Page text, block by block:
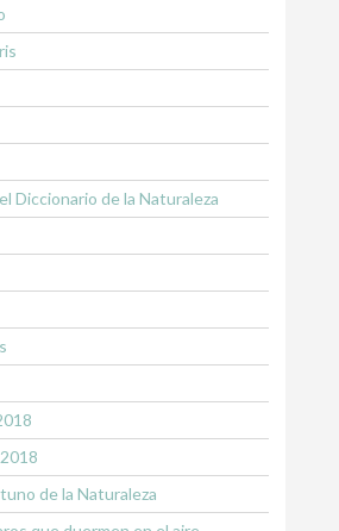
Diccionario de la Naturaleza
de la Naturaleza